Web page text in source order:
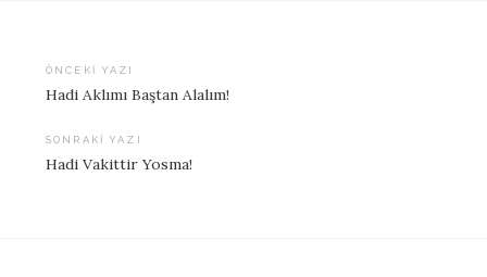
dolaşımı
ÖNCEKI YAZI
Hadi Aklımı Baştan Alalım!
SONRAKI YAZI
Hadi Vakittir Yosma!